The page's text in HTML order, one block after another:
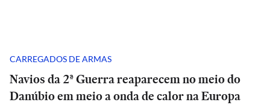
CARREGADOS DE ARMAS
Navios da 2ª Guerra reaparecem no meio do
Danúbio em meio a onda de calor na Europa